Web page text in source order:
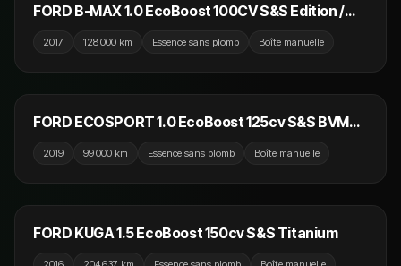
FORD B-MAX 1.0 EcoBoost 100CV S&S Edition /
2017 128 000 km Essence sans plomb Boîte manuelle
8 990 €
FORD ECOSPORT 1.0 EcoBoost 125cv S&S BVM6
2019 99 000 km Essence sans plomb Boîte manuelle
6 990 €
FORD KUGA 1.5 EcoBoost 150cv S&S Titanium